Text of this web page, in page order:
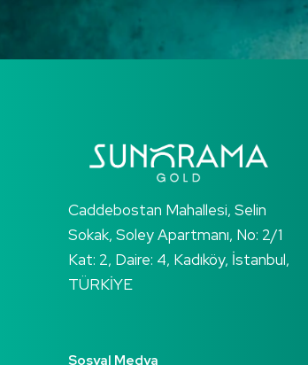
Caddebostan Mahallesi, Selin
Sokak, Soley Apartmanı, No: 2/1
Kat: 2, Daire: 4, Kadıköy, İstanbul,
TÜRKİYE
Sosyal Medya